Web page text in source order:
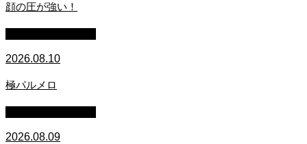
顔の圧が強い！
2026.08.10
極パルメロ
2026.08.09